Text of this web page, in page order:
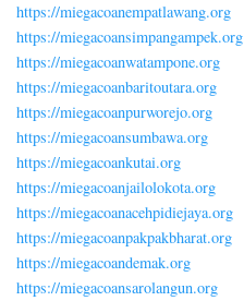
https://miegacoanempatlawang.org
https://miegacoansimpangampek.org
https://miegacoanwatampone.org
https://miegacoanbaritoutara.org
https://miegacoanpurworejo.org
https://miegacoansumbawa.org
https://miegacoankutai.org
https://miegacoanjailolokota.org
https://miegacoanacehpidiejaya.org
https://miegacoanpakpakbharat.org
https://miegacoandemak.org
https://miegacoansarolangun.org